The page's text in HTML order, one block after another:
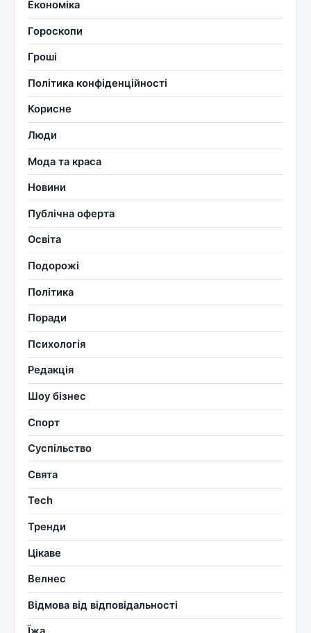
Економіка
Гороскопи
Гроші
Політика конфіденційності
Корисне
Люди
Мода та краса
Новини
Публічна оферта
Освіта
Подорожі
Політика
Поради
Психологія
Редакція
Шоу бізнес
Спорт
Суспільство
Свята
Tech
Тренди
Цікаве
Велнес
Відмова від відповідальності